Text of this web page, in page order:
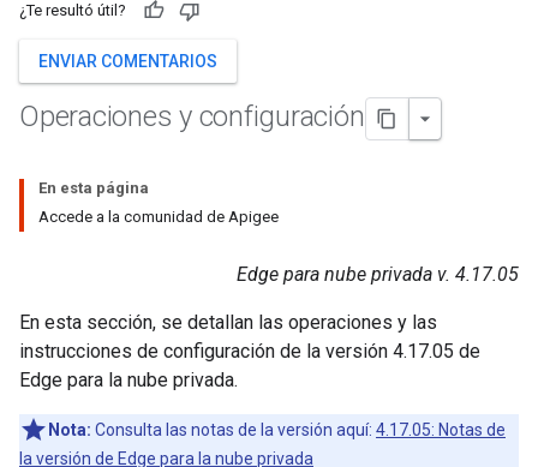
¿Te resultó útil?
ENVIAR COMENTARIOS
Operaciones y configuración
En esta página
Accede a la comunidad de Apigee
Edge para nube privada v. 4.17.05
En esta sección, se detallan las operaciones y las
instrucciones de configuración de la versión 4.17.05 de
Edge para la nube privada.
Nota: Consulta las notas de la versión aquí: 4.17.05: Notas de
la versión de Edge para la nube privada